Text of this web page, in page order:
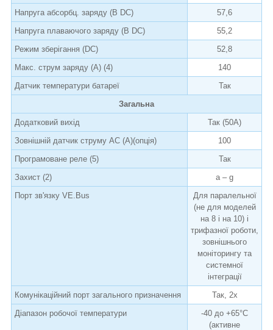
Напруга абсорбц. заряду (В DC)
57,6
Напруга плаваючого заряду (В DC)
55,2
Режим зберігання (DC)
52,8
Макс. струм заряду (А) (4)
140
Датчик температури батареї
Так
Загальна
Додатковий вихід
Так (50А)
Зовнішній датчик струму AC (А)(опція)
100
Програмоване реле (5)
Так
Захист (2)
a – g
Порт зв'язку VE.Bus
Для паралельної
(не для моделей
на 8 і на 10) і
трифазної роботи,
зовнішнього
моніторингу та
системної
інтеграції
Комунікаційний порт загального призначення
Так, 2x
Діапазон робочої температури
-40 до +65°C
(активне